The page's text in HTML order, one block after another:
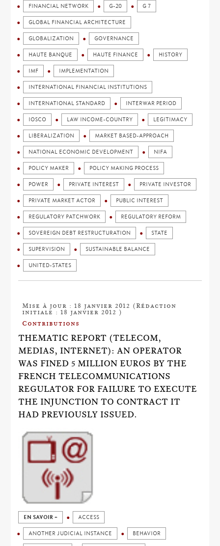
FINANCIAL NETWORK G-20 G 7
GLOBAL FINANCIAL ARCHITECTURE
GLOBALIZATION GOVERNANCE
HAUTE BANQUE HAUTE FINANCE HISTORY
IMF IMPLEMENTATION
INTERNATIONAL FINANCIAL INSTITUTIONS
INTERNATIONAL STANDARD INTERWAR PERIOD
IOSCO LAW INCOME-COUNTRY LEGITIMACY
LIBERALIZATION MARKET BASED-APPROACH
NATIONAL ECONOMIC DEVELOPMENT NIFA
POLICY MAKER POLICY MAKING PROCESS
POWER PRIVATE INTEREST PRIVATE INVESTOR
PRIVATE MARKET ACTOR PUBLIC INTEREST
REGULATORY PATCHWORK REGULATORY REFORM
SOVEREIGN DEBT RESTRUCTURATION STATE
SUPERVISION SUSTAINABLE BALANCE
UNITED-STATES
Mise à jour : 18 janvier 2012 (Rédaction
initiale : 18 janvier 2012 )
Contributions
THEMATIC REPORT (TELECOM,
MEDIAS, INTERNET): AN OPERATOR
WAS FINED 5 MILLION EUROS BY THE
FRENCH TELECOMMUNICATIONS
REGULATOR FOR FAILURE TO EXECUTE
THE INJUNCTION TO CONTRACT IT
HAD PREVIOUSLY ISSUED.
EN SAVOIR + ACCESS
ANOTHER JUDICIAL INSTANCE BEHAVIOR